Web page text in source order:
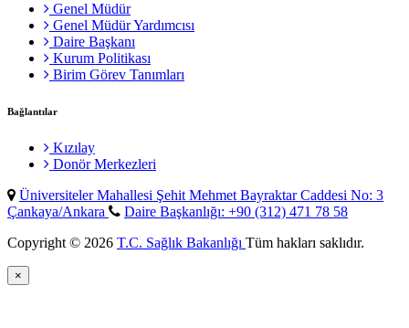
Genel Müdür
Genel Müdür Yardımcısı
Daire Başkanı
Kurum Politikası
Birim Görev Tanımları
Bağlantılar
Kızılay
Donör Merkezleri
Üniversiteler Mahallesi Şehit Mehmet Bayraktar Caddesi No: 3
Çankaya/Ankara
Daire Başkanlığı: +90 (312) 471 78 58
Copyright © 2026 T.C. Sağlık Bakanlığı Tüm hakları saklıdır.
×